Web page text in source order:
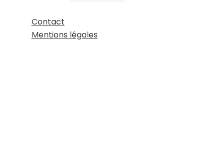
Contact
Mentions légales